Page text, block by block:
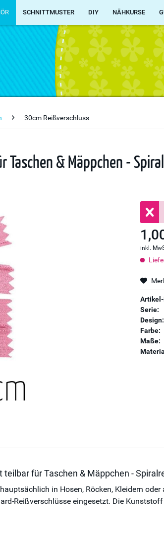
SCHNITTMUSTER DIY NÄHKURSE
30cm Reißverschluss
& Mäppchen -
inkl.
Artikel-
Serie:
Design:
Farbe:
Maße:
für Taschen & Mäppchen -
in Hosen, Röcken, Kleidern
Reißverschlüsse eingesetzt. Die